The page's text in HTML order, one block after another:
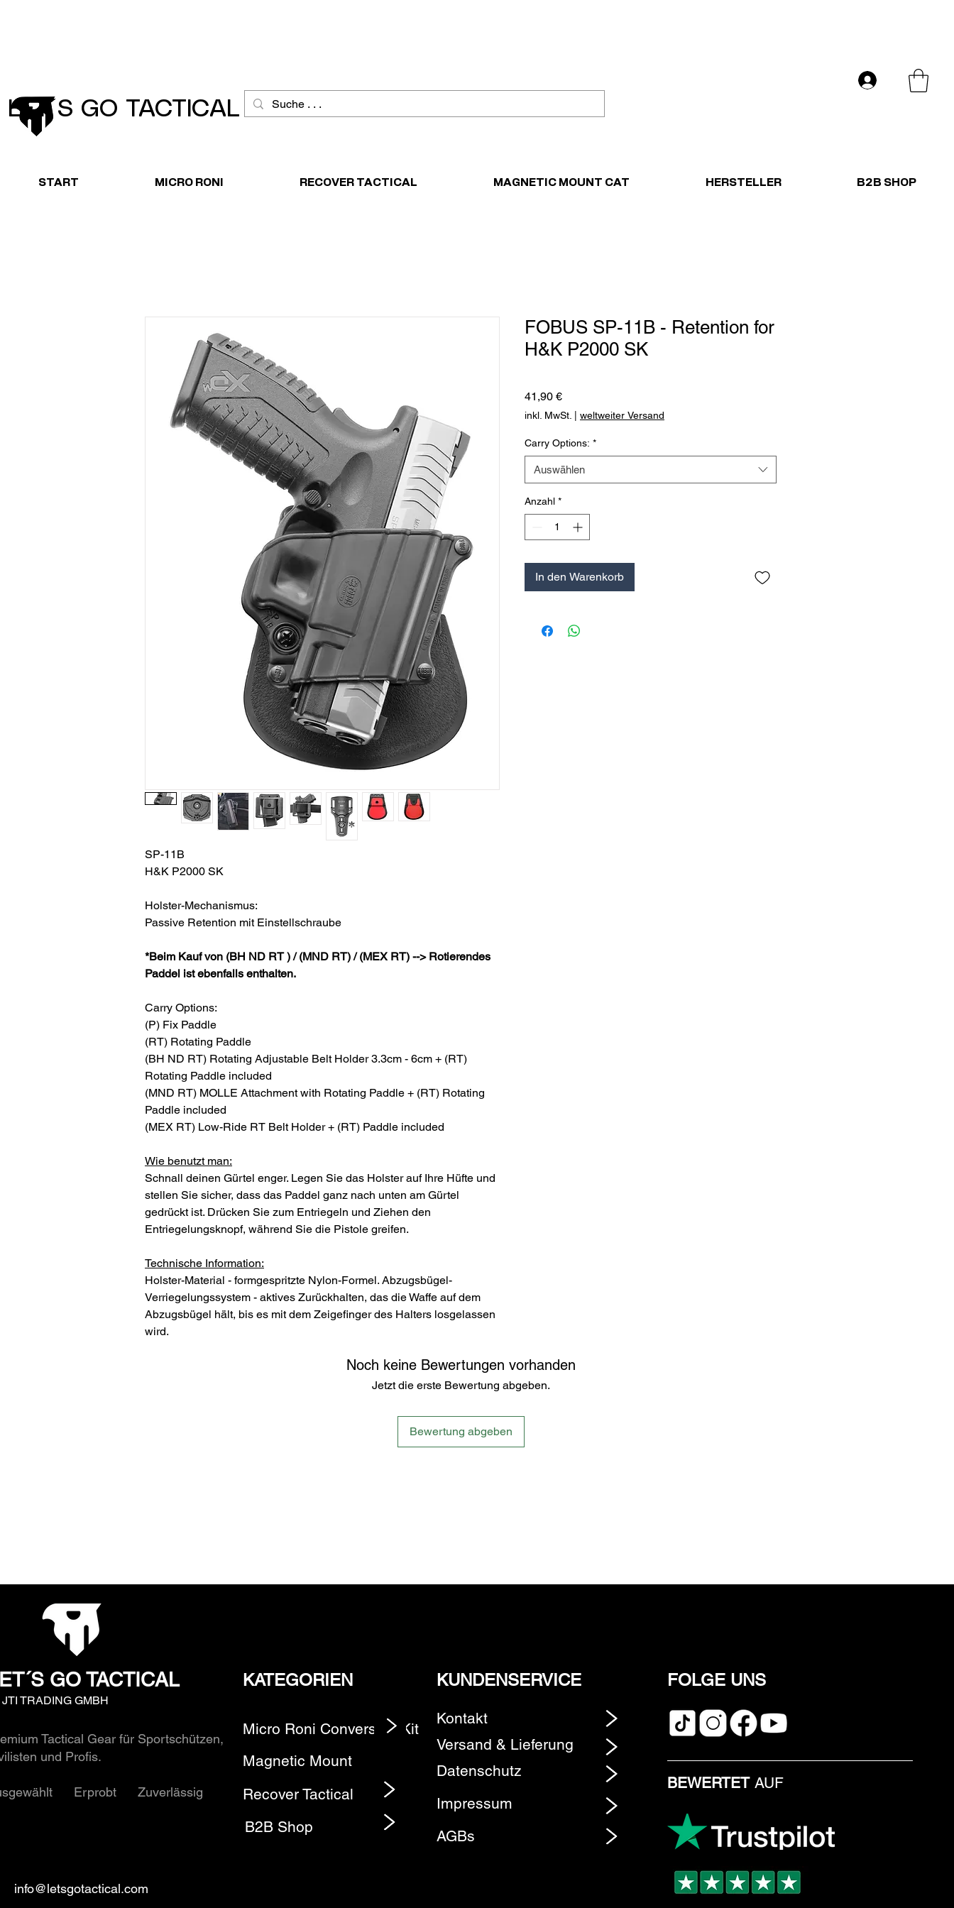
Anmelden
LET´S GO TACTICAL
START MICRO RONI RECOVER TACTICAL MAGNETIC MOUNT CAT HERSTELLER B2B SHOP
SP-11B
H&K P2000 SK
Holster-Mechanismus:
Passive Retention mit Einstellschraube
*Beim Kauf von (BH ND RT ) / (MND RT) / (MEX RT) --> Rotierendes
Paddel ist ebenfalls enthalten.
Carry Options:
(P) Fix Paddle
(RT) Rotating Paddle
(BH ND RT) Rotating Adjustable Belt Holder 3.3cm - 6cm + (RT)
Rotating Paddle included
(MND RT) MOLLE Attachment with Rotating Paddle + (RT) Rotating
Paddle included
(MEX RT) Low-Ride RT Belt Holder + (RT) Paddle included
Wie benutzt man:
Schnall deinen Gürtel enger. Legen Sie das Holster auf Ihre Hüfte und
stellen Sie sicher, dass das Paddel ganz nach unten am Gürtel
gedrückt ist. Drücken Sie zum Entriegeln und Ziehen den
Entriegelungsknopf, während Sie die Pistole greifen.
Technische Information:
Holster-Material - formgespritzte Nylon-Formel. Abzugsbügel-
Verriegelungssystem - aktives Zurückhalten, das die Waffe auf dem
Abzugsbügel hält, bis es mit dem Zeigefinger des Halters losgelassen
wird.
FOBUS SP-11B - Retention for
H&K P2000 SK
41,90 €Preis
inkl. MwSt. weltweiter Versand
Carry Options: *
Auswählen
Anzahl *
In den Warenkorb
Noch keine Bewertungen vorhanden
Jetzt die erste Bewertung abgeben.
Bewertung abgeben
GO TACTICAL KATEGORIEN
TRADING GMBH
Tactical Gear für Sportschützen,
und Profis.
Erprobt Zuverlässig
Micro Roni Conversion Kit
Magnetic Mount
Recover Tactical
B2B Shop
info@letsgotactical.com
KUNDENSERVICE
Kontakt
Versand & Lieferung
Datenschutz
Impressum
AGBs
FOLGE UNS
BEWERTET AUF
Element